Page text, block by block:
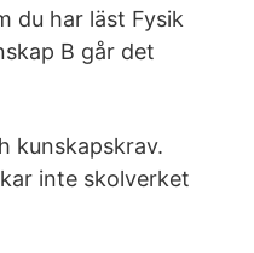
du har läst Fysik
B går det
kunskapskrav.
inte skolverket